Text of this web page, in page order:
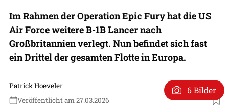
Im Rahmen der Operation Epic Fury hat die US
Air Force weitere B-1B Lancer nach
Großbritannien verlegt. Nun befindet sich fast
ein Drittel der gesamten Flotte in Europa.
Patrick Hoeveler
Veröffentlicht am 27.03.2026
Foto: US Air Force
6 Bilder